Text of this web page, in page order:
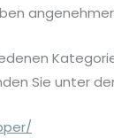
Sie unter